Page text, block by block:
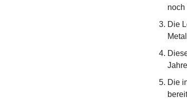
noch
Die
Die